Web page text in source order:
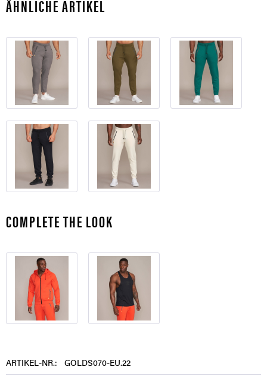
ÄHNLICHE ARTIKEL
COMPLETE THE LOOK
ARTIKEL-NR.: GOLDS070-EU.22